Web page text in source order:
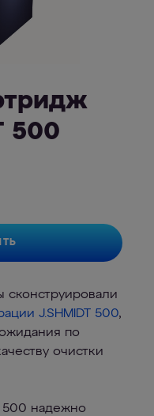
500
сконструировали
J.SHMIDT 500,
по
очистки
500 надежно